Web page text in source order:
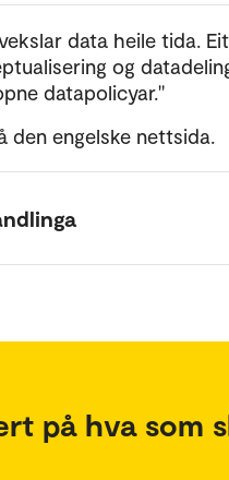
data heile tida. Eit
og
datapolicyar."
den engelske nettsida.
på hva som